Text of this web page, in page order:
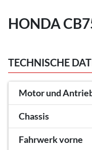
HONDA
TECHNISCHE
Motor und
Chassis
Fahrwerk vorne